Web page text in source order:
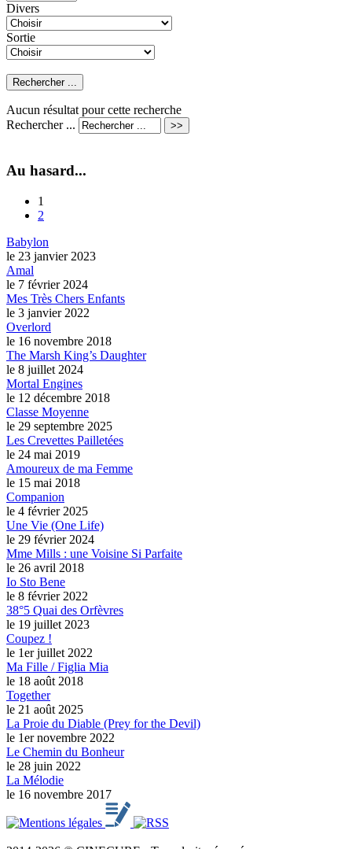
Divers
Sortie
Aucun résultat pour cette recherche
Rechercher ...
Au hasard...
1
2
Babylon
le 23 janvier 2023
Amal
le 7 février 2024
Mes Très Chers Enfants
le 3 janvier 2022
Overlord
le 16 novembre 2018
The Marsh King’s Daughter
le 8 juillet 2024
Mortal Engines
le 12 décembre 2018
Classe Moyenne
le 29 septembre 2025
Les Crevettes Pailletées
le 24 mai 2019
Amoureux de ma Femme
le 15 mai 2018
Companion
le 4 février 2025
Une Vie (One Life)
le 29 février 2024
Mme Mills : une Voisine Si Parfaite
le 26 avril 2018
Io Sto Bene
le 8 février 2022
38°5 Quai des Orfèvres
le 19 juillet 2023
Coupez !
le 1er juillet 2022
Ma Fille / Figlia Mia
le 18 août 2018
Together
le 21 août 2025
La Proie du Diable (Prey for the Devil)
le 1er novembre 2022
Le Chemin du Bonheur
le 28 juin 2022
La Mélodie
le 16 novembre 2017